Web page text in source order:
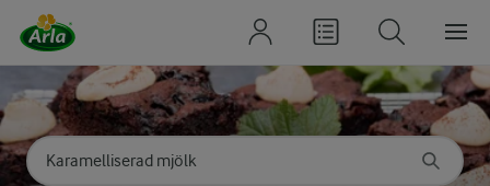
Sök på kategori eller ingrediens